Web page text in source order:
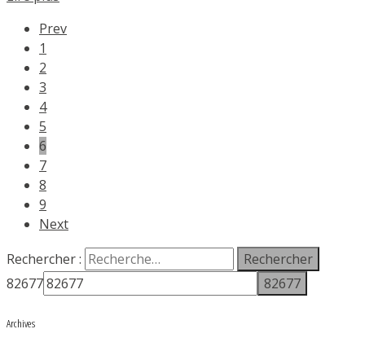
Prev
1
2
3
4
5
6
7
8
9
Next
Rechercher :
82677
Archives